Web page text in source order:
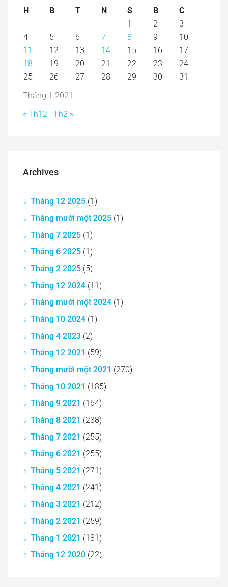
Tháng 1 2021
H B T N S B
C
1
2
3
4
5 6 7 8 9
10
11
12 13 14 15 16
17
18
19 20 21 22 23
24
25
26 27 28 29 30 31
« Th12 Th2 »
Archives
Tháng 12 2025 (1)
Tháng mười một 2025 (1)
Tháng 7 2025 (1)
Tháng 6 2025 (1)
Tháng 2 2025 (5)
Tháng 12 2024 (11)
Tháng mười một 2024 (1)
Tháng 10 2024 (1)
Tháng 4 2023 (2)
Tháng 12 2021 (59)
Tháng mười một 2021 (270)
Tháng 10 2021 (185)
Tháng 9 2021 (164)
Tháng 8 2021 (238)
Tháng 7 2021 (255)
Tháng 6 2021 (255)
Tháng 5 2021 (271)
Tháng 4 2021 (241)
Tháng 3 2021 (212)
Tháng 2 2021 (259)
Tháng 1 2021 (181)
Tháng 12 2020 (22)